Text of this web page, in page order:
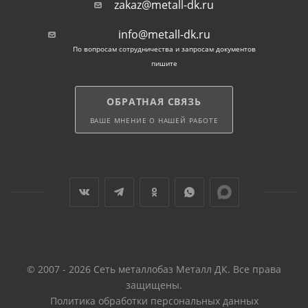
углеродистых сталей общего назначения: СТ1/2ПС,
СТ3СП, 3СП. При изготовлении изделий
применяются ГОСТ: 13663, 8645, СТО 00186217-477.
Особенности
прямоугольной трубы
равного сечения. Но при этом вес трубы,
нагрузкам на изгибание со всех 4 сторон, а
прямоугольный — прочнее с наиболее широких
zakaz@metall-dk.ru
info@metall-dk.ru
По вопросам сотрудничества и запросам документов
пишите
ОБРАТНАЯ СВЯЗЬ
ВАШЕ МНЕНИЕ О НАШЕЙ РАБОТЕ
© 2007 - 2026 Сеть металлобаз Металл ДК. Все права
защищены.
Политика обработки персональных данных